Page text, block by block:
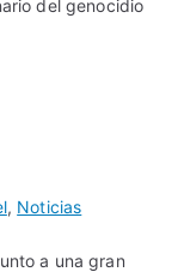
del genocidio
, Noticias
a una gran